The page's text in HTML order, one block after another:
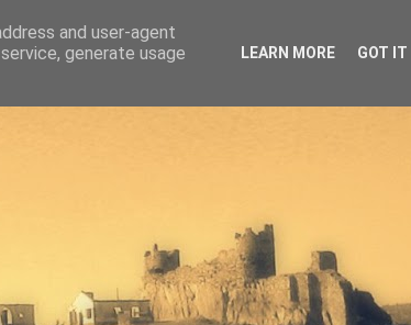
and user-agent
generate usage
LEARN MORE GOT IT